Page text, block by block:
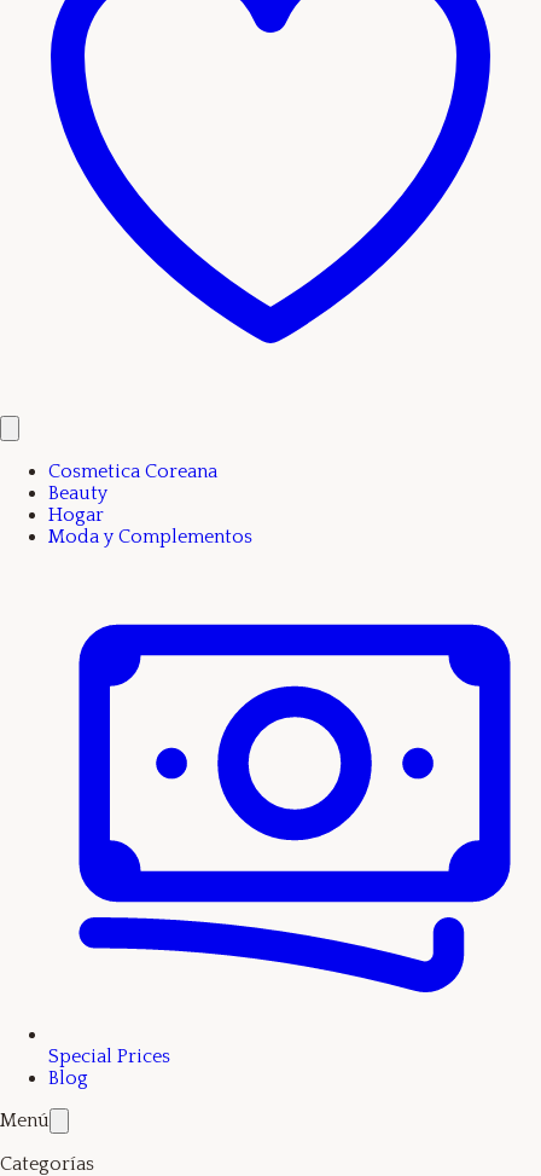
Cosmetica Coreana
Beauty
Hogar
Moda y Complementos
Special Prices
Blog
Menú
Categorías